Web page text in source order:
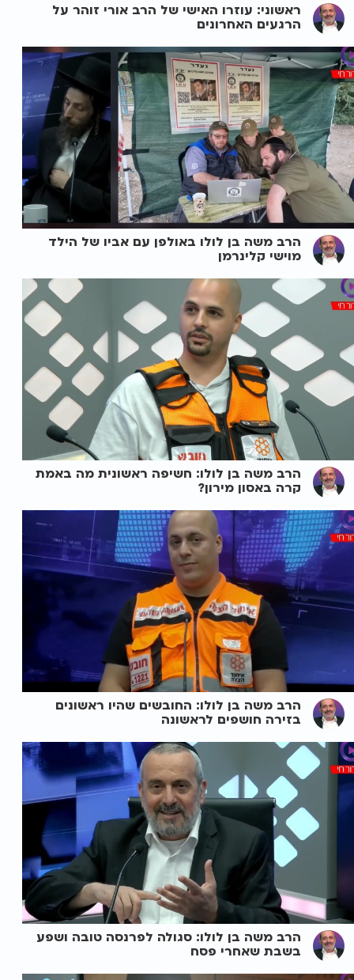
ראשוני: עוזרו האישי של הרב אורי זוהר על
הרגעים האחרונים
הרב משה בן לולו באולפן עם אביו של הילד
מוישי קלינרמן
הרב משה בן לולו: חשיפה ראשונית מה באמת
קרה באסון מירון?
הרב משה בן לולו: החובשים שהיו ראשונים
בזירה חושפים לראשונה
הרב משה בן לולו: סגולה לפרנסה טובה ושפע
בשבת שאחרי פסח